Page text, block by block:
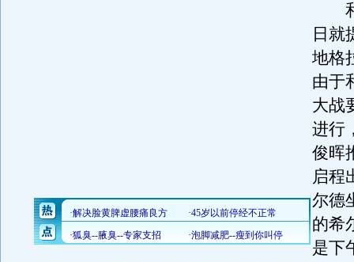
和
日就
地格
由于
大战
进行
俊晖
启程
尔德
的希
是下